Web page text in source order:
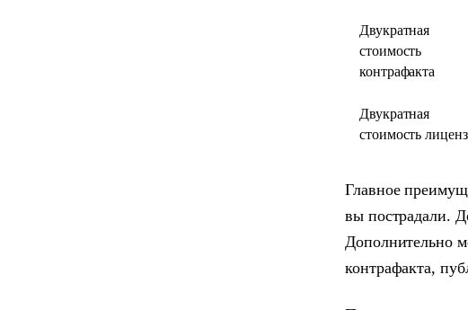
Двукратная
стоимость
контрафакта
Двукратная
стоимость
Главное
вы пострадали.
Дополнительно
контрафакта,